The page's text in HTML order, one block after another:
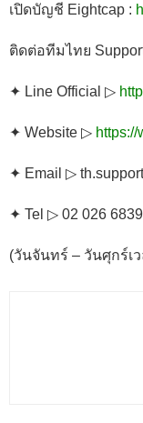
เปิดบัญชี Eightcap :
ติดต่อทีมไทย
✦ Line Official ▷
✦ Website ▷
✦ Email ▷
✦ Tel ▷ 02 026 6839
(วันจันทร์ – วันศุกร์เ